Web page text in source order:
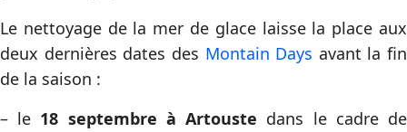
Le nettoyage de la mer de glace laisse la place aux
deux dernières dates des Montain Days avant la fin
de la saison :
– le 18 septembre à Artouste dans le cadre de